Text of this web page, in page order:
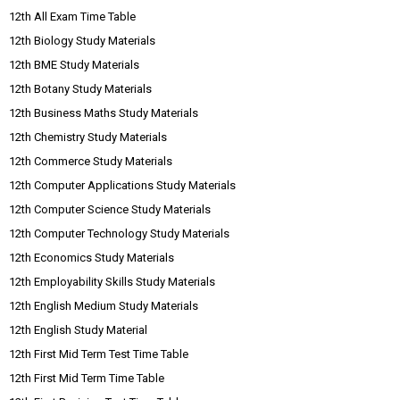
12th All Exam Time Table
12th Biology Study Materials
12th BME Study Materials
12th Botany Study Materials
12th Business Maths Study Materials
12th Chemistry Study Materials
12th Commerce Study Materials
12th Computer Applications Study Materials
12th Computer Science Study Materials
12th Computer Technology Study Materials
12th Economics Study Materials
12th Employability Skills Study Materials
12th English Medium Study Materials
12th English Study Material
12th First Mid Term Test Time Table
12th First Mid Term Time Table